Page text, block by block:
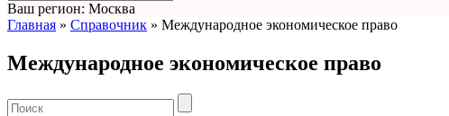
Ваш регион: Москва
Главная » Справочник » Международное экономическое право
Международное экономическое право